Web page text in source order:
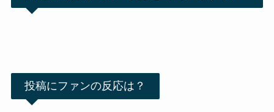
投稿にファンの反応は？